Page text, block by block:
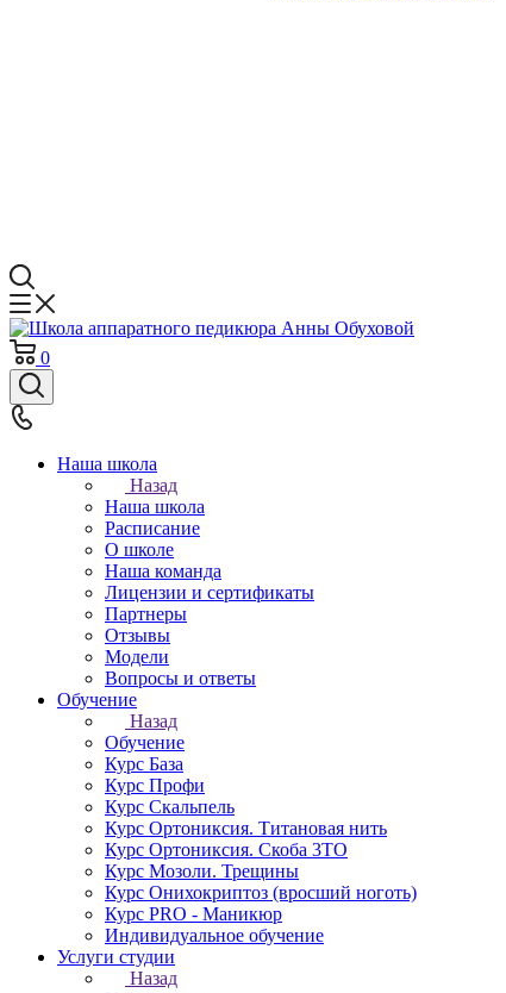
0
Наша школа
Назад
Наша школа
Расписание
О школе
Наша команда
Лицензии и сертификаты
Партнеры
Отзывы
Модели
Вопросы и ответы
Обучение
Назад
Обучение
Курс База
Курс Профи
Курс Скальпель
Курс Ортониксия. Титановая нить
Курс Ортониксия. Скоба 3ТО
Курс Мозоли. Трещины
Курс Онихокриптоз (вросший ноготь)
Курс PRO - Маникюр
Индивидуальное обучение
Услуги студии
Назад